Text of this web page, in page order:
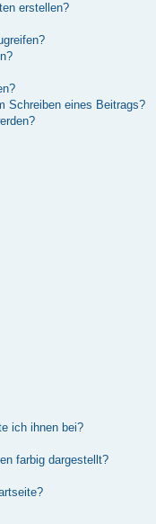
erstellen?
Schreiben eines Beitrags?
ich ihnen bei?
farbig dargestellt?